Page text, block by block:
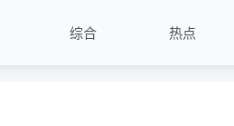
综合 热点